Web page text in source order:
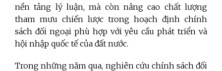
nền tảng lý luận, mà còn nâng cao chất lượng
tham mưu chiến lược trong hoạch định chính
sách đối ngoại phù hợp với yêu cầu phát triển và
hội nhập quốc tế của đất nước.
Trong những năm qua, nghiên cứu chính sách đối